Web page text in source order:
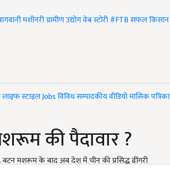
मशीनरीग्रामीण उद्योगवेब स्टोरी#FTBसफल किसान
लाइफ स्टाइलJobsविविधसम्पादकीयवीडियोमासिक पत्रिका
की पैदावार ?
मशरूम के बाद अब देश में चीन की प्रसिद्ध ढींगरी